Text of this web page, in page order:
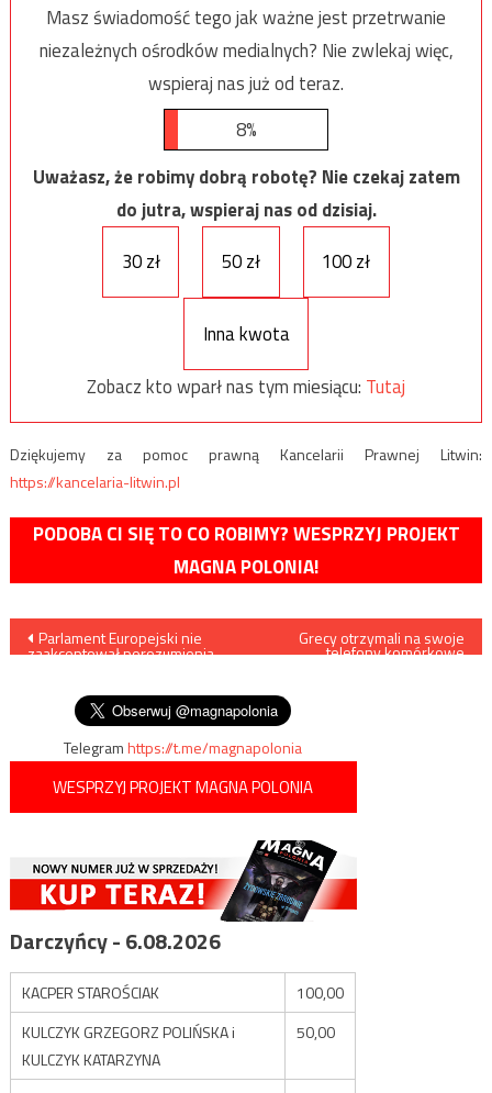
Masz świadomość tego jak ważne jest przetrwanie
niezależnych ośrodków medialnych? Nie zwlekaj więc,
wspieraj nas już od teraz.
8%
Uważasz, że robimy dobrą robotę? Nie czekaj zatem
do jutra, wspieraj nas od dzisiaj.
30 zł
50 zł 100 zł
Inna kwota
Zobacz kto wparł nas tym miesiącu: Tutaj
Dziękujemy za pomoc prawną Kancelarii Prawnej Litwin:
https://kancelaria-litwin.pl
PODOBA CI SIĘ TO CO ROBIMY? WESPRZYJ PROJEKT
MAGNA POLONIA!
Nawigacja
wpisu
Parlament Europejski nie
zaakceptował porozumienia
Grecy otrzymali na swoje
telefony komórkowe
Telegramhttps://t.me/magnapolonia
WESPRZYJ PROJEKT MAGNA POLONIA
Darczyńcy - 6.08.2026
KACPER STAROŚCIAK
100,00
KULCZYK GRZEGORZ POLIŃSKA i
KULCZYK KATARZYNA
50,00